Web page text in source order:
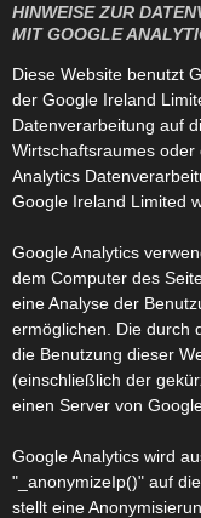
HINWEISE ZUR
MIT GOOGLE
Diese Website benutzt
der Google Ireland
Datenverarbeitung auf
Wirtschaftsraumes
Analytics
Google Ireland Limited
Google Analytics
dem Computer des
eine Analyse der
ermöglichen. Die durch
die Benutzung dieser
(einschließlich der
einen Server von
Google Analytics wird
"_anonymizeIp()" auf
stellt eine